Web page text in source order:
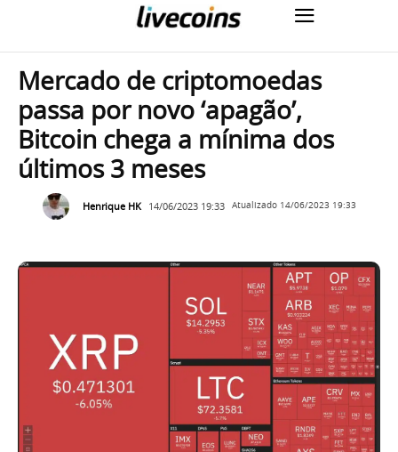
Mercado de criptomoedas
passa por novo ‘apagão’,
Bitcoin chega a mínima dos
últimos 3 meses
Henrique HK 14/06/2023 19:33 Atualizado 14/06/2023 19:33